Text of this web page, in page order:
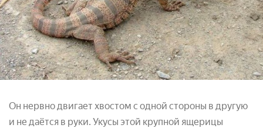
Он нервно двигает хвостом с одной стороны в другую
и не даётся в руки. Укусы этой крупной ящерицы